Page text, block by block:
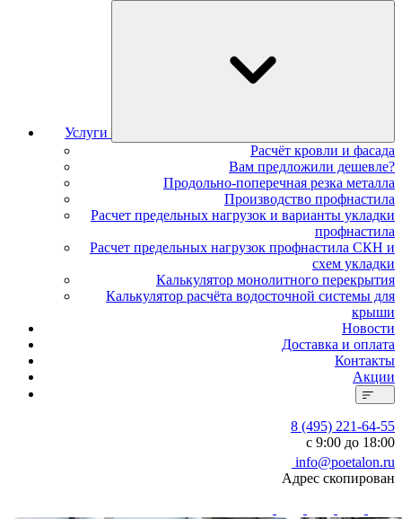
Услуги
Расчёт кровли и фасада
Вам предложили дешевле?
Продольно-поперечная резка металла
Производство профнастила
Расчет предельных нагрузок и варианты укладки
профнастила
Расчет предельных нагрузок профнастила СКН и
схем укладки
Калькулятор монолитного перекрытия
Калькулятор расчёта водосточной системы для
крыши
Новости
Доставка и оплата
Контакты
Акции
8 (495) 221-64-55
с 9:00 до 18:00
info@poetalon.ru
Адрес скопирован